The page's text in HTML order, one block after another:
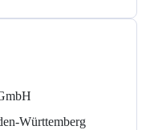
Württemberg